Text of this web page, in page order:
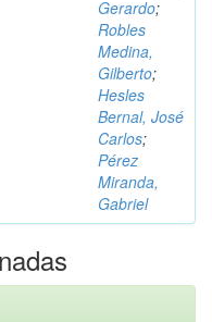
Gerardo;
Robles
Medina,
Gilberto;
Hesles
Bernal, José
Carlos;
Pérez
Miranda,
Gabriel